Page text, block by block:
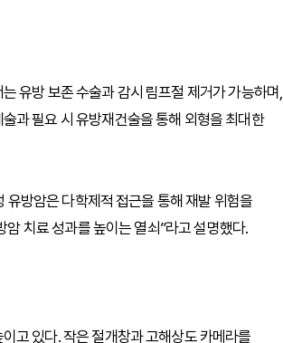
유방 보존 수술과 감시 림프절 제거가 가능하며,
과 필요 시 유방재건술을 통해 외형을 최대한
유방암은 다학제적 접근을 통해 재발 위험을
치료 성과를 높이는 열쇠”라고 설명했다.
고 있다. 작은 절개창과 고해상도 카메라를